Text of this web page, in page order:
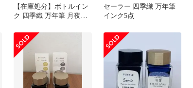
【在庫処分】ボトルイン
ク 四季織 万年筆 月夜の
筆 13-1008-217
セーラー 四季織 万年筆
インク5点